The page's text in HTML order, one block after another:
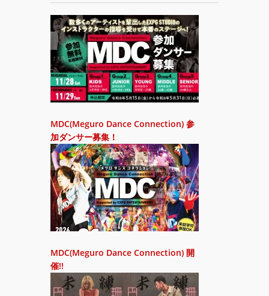
MDC(Meguro Dance Connection) 参
加ダンサー募集！
MDC(Meguro Dance Connection) 開
催!!